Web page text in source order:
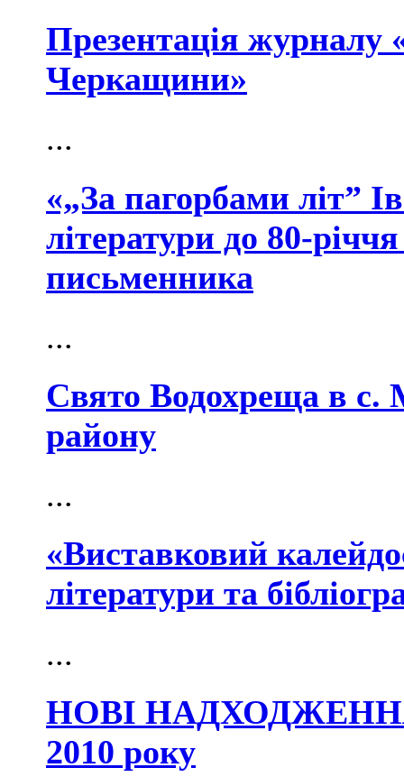
Презентація журналу
Черкащини»
...
«„За пагорбами літ”
літератури до 80-
письменника
...
Свято Водохреща в с.
району
...
«Виставковий
літератури та
...
НОВІ
2010 року